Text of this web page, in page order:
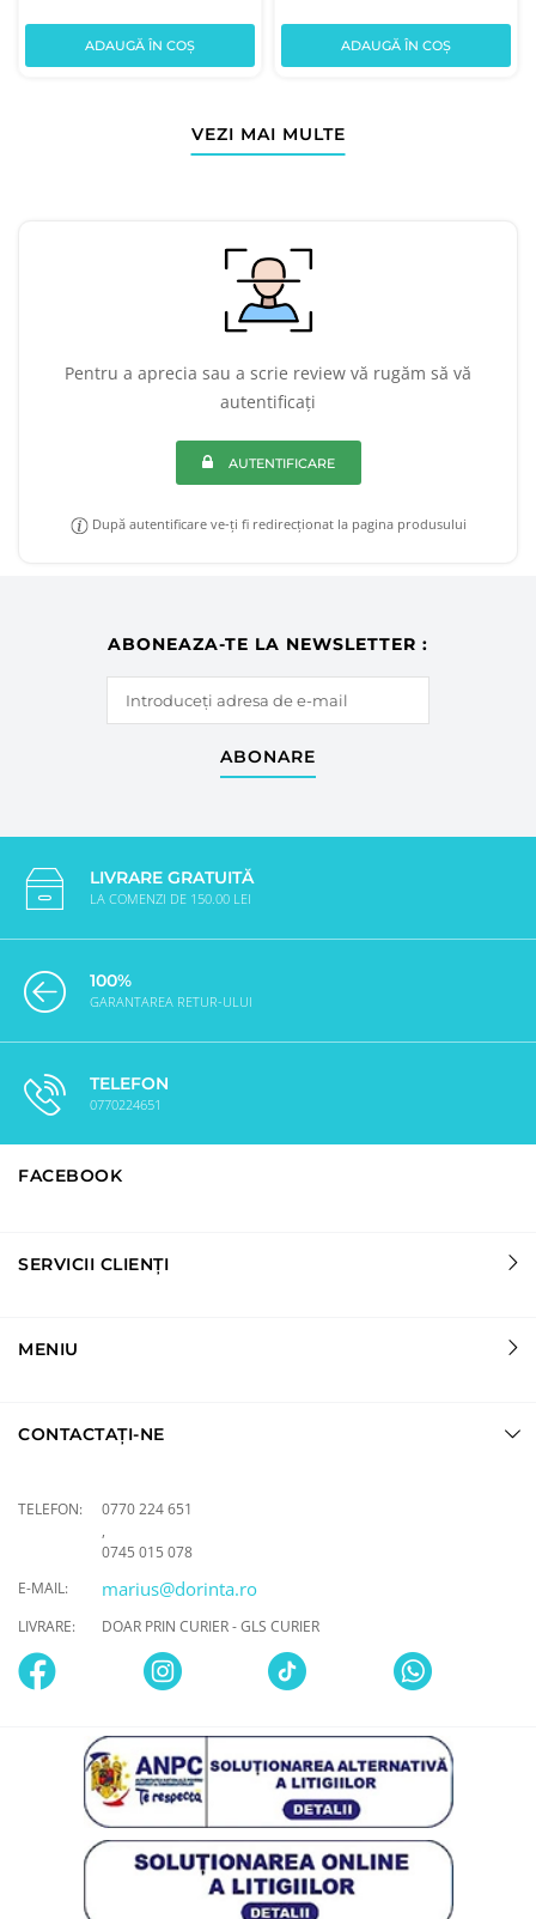
ADAUGĂ ÎN COȘ ADAUGĂ ÎN COȘ
VEZI MAI MULTE
Pentru a aprecia sau a scrie review vă rugăm să vă
autentificați
AUTENTIFICARE
După autentificare ve-ți fi redirecționat la pagina produsului
ABONEAZA-TE LA NEWSLETTER :
ABONARE
LIVRARE GRATUITĂ
LA COMENZI DE 150.00 LEI
100%
GARANTAREA RETUR-ULUI
TELEFON
0770224651
FACEBOOK
SERVICII CLIENȚI
MENIU
CONTACTAȚI-NE
TELEFON:
0770 224 651
,
0745 015 078
E-MAIL:
marius@dorinta.ro
LIVRARE: DOAR PRIN CURIER - GLS CURIER